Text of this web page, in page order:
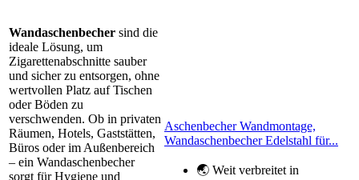
Wandaschenbecher sind die
ideale Lösung, um
Zigarettenabschnitte sauber
und sicher zu entsorgen, ohne
wertvollen Platz auf Tischen
oder Böden zu
verschwenden. Ob in privaten
Räumen, Hotels, Gaststätten,
Büros oder im Außenbereich
– ein Wandaschenbecher
sorgt für Hygiene und
Aschenbecher Wandmontage,
Wandaschenbecher Edelstahl für...
🌏 Weit verbreitet in